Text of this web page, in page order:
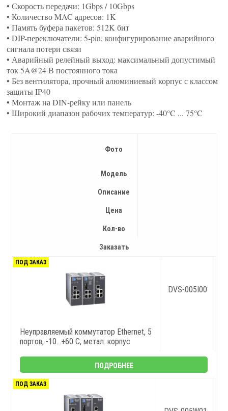
• Скорость передачи: 1Gbps / 10Gbps
• Количество MAC адресов: 1K
• Память буфера пакетов: 512K бит
• DIP-переключатели: 5-pin, конфигурирование аварийного
сигнала потери связи
• Аварийный релейный выход: максимальный допустимый
ток 5A@24 В постоянного тока
• Без вентилятора, прочный алюминиевый корпус с классом
защиты IP40
• Монтаж на DIN-рейку или панель
• Широкий диапазон рабочих температур: -40°C ... 75°C
Фото
Модель
Описание
Цена
Кол-во
Заказать
ПОД ЗАКАЗ
DVS-005I00
Неуправляемый коммутатор Ethernet, 5
портов, -10...+60 С, метал. корпус
ПОДРОБНЕЕ
ПОД ЗАКАЗ